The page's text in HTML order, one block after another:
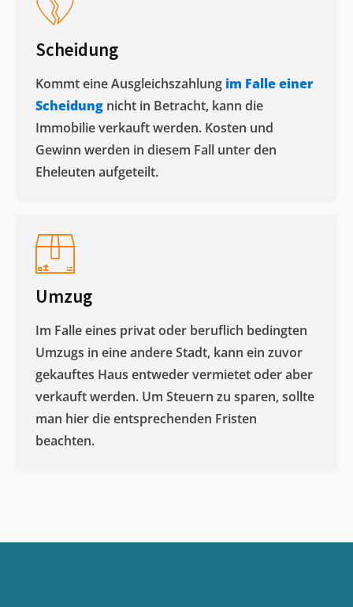
Scheidung
Kommt eine Ausgleichszahlung im Falle einer
Scheidung nicht in Betracht, kann die
Immobilie verkauft werden. Kosten und
Gewinn werden in diesem Fall unter den
Eheleuten aufgeteilt.​
Umzug
Im Falle eines privat oder beruflich bedingten
Umzugs in eine andere Stadt, kann ein zuvor
gekauftes Haus entweder vermietet oder aber
verkauft werden. Um Steuern zu sparen, sollte
man hier die entsprechenden Fristen
beachten.